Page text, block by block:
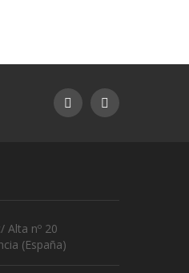
Alta nº 20
(España)